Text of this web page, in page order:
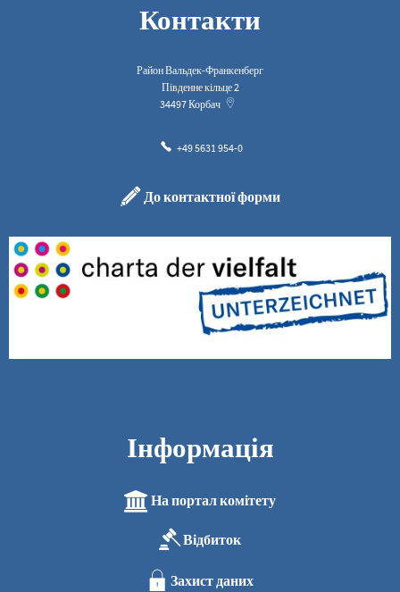
Контакти
Район Вальдек-Франкенберг
Південне кільце 2
34497Корбач
+49 5631 954-0
До контактної форми
Інформація
На портал комітету
Відбиток
Захист даних